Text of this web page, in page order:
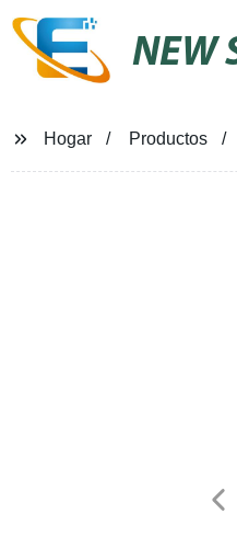
NEW
Hogar Productos